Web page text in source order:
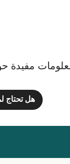
مفيدة
هل تحتاج